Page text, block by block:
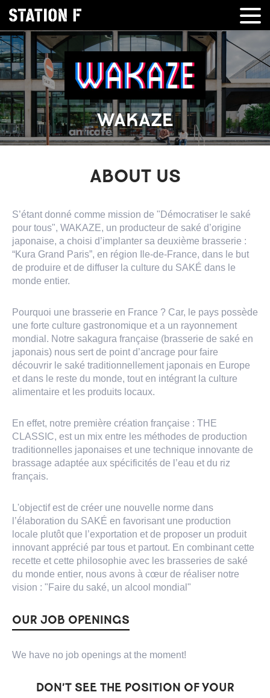
WAKAZE
ABOUT US
S’étant donné comme mission de "Démocratiser le saké
pour tous", WAKAZE, un producteur de saké d’origine
japonaise, a choisi d’implanter sa deuxième brasserie :
“Kura Grand Paris”, en région Ile-de-France, dans le but
de produire et de diffuser la culture du SAKÉ dans le
monde entier.
Pourquoi une brasserie en France ? Car, le pays possède
une forte culture gastronomique et a un rayonnement
mondial. Notre sakagura française (brasserie de saké en
japonais) nous sert de point d’ancrage pour faire
découvrir le saké traditionnellement japonais en Europe
et dans le reste du monde, tout en intégrant la culture
alimentaire et les produits locaux.
En effet, notre première création française : THE
CLASSIC, est un mix entre les méthodes de production
traditionnelles japonaises et une technique innovante de
brassage adaptée aux spécificités de l’eau et du riz
français.
L'objectif est de créer une nouvelle norme dans
l’élaboration du SAKÉ en favorisant une production
locale plutôt que l’exportation et de proposer un produit
innovant apprécié par tous et partout. En combinant cette
recette et cette philosophie avec les brasseries de saké
du monde entier, nous avons à cœur de réaliser notre
vision : "Faire du saké, un alcool mondial"
OUR JOB OPENINGS
We have no job openings at the moment!
DON’T SEE THE POSITION OF YOUR